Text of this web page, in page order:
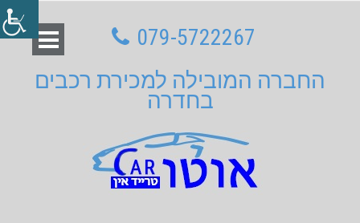
079-5722267
החברה המובילה למכירת רכבים
בחדרה